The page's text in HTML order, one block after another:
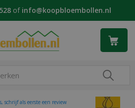
of info@koopbloembollen.nl
schrijf als eerste een review